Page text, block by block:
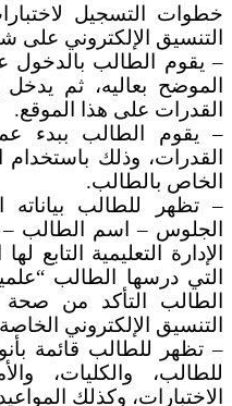
خطوات التسجيل
التنسيق الإلكتروني على
– يقوم الطالب بالدخول
الموضح بعاليه، ثم
القدرات على هذا الموقع.
– يقوم الطالب ببدء
القدرات، وذلك
الخاص بالطالب.
– تظهر للطالب
الجلوس – اسم الطالب –
الإدارة التعليمية
التي درسها الطالب
الطالب التأكد من صحة
التنسيق الإلكتروني
– تظهر للطالب قائمة
للطالب، والكليات،
الاختبارات، وكذلك